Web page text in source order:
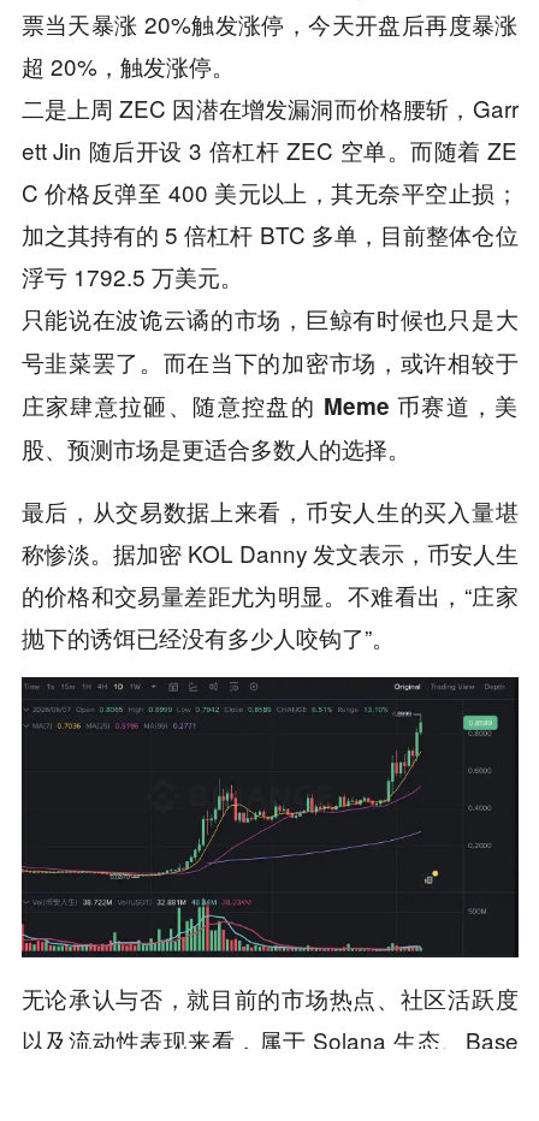
票当天暴涨 20%触发涨停，今天开盘后再度暴涨
超 20%，触发涨停。
二是上周 ZEC 因潜在增发漏洞而价格腰斩，Garr
ett Jin 随后开设 3 倍杠杆 ZEC 空单。而随着 ZE
C 价格反弹至 400 美元以上，其无奈平空止损；
加之其持有的 5 倍杠杆 BTC 多单，目前整体仓位
浮亏 1792.5 万美元。
只能说在波诡云谲的市场，巨鲸有时候也只是大
号韭菜罢了。而在当下的加密市场，或许相较于
庄家肆意拉砸、随意控盘的 Meme 币赛道，美
股、预测市场是更适合多数人的选择。
最后，从交易数据上来看，币安人生的买入量堪
称惨淡。据加密 KOL Danny 发文表示，币安人生
的价格和交易量差距尤为明显。不难看出，“庄家
抛下的诱饵已经没有多少人咬钩了”。
无论承认与否，就目前的市场热点、社区活跃度
以及流动性表现来看，属于 Solana 生态、Base